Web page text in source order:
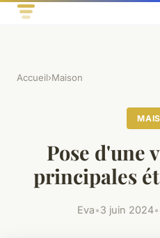
Accueil›Maison
Pose d'une
principales
Eva•3 juin 2024•